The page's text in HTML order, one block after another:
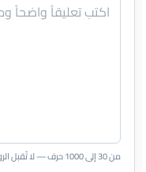
من 30 إلى 1000 حرف — لا تُقبل الروابط أو أكواد HTML.